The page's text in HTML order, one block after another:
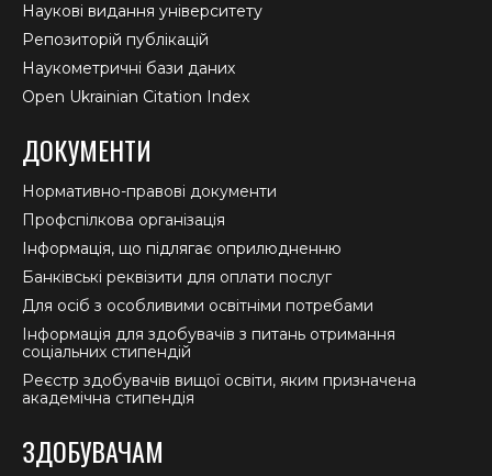
Наукові видання університету
Репозиторій публікацій
Наукометричні бази даних
Open Ukrainian Citation Index
ДОКУМЕНТИ
Нормативно-правові документи
Профспілкова організація
Інформація, що підлягає оприлюдненню
Банківські реквізити для оплати послуг
Для осіб з особливими освітніми потребами
Інформація для здобувачів з питань отримання
соціальних стипендій
Реєстр здобувачів вищої освіти, яким призначена
академічна стипендія
ЗДОБУВАЧАМ